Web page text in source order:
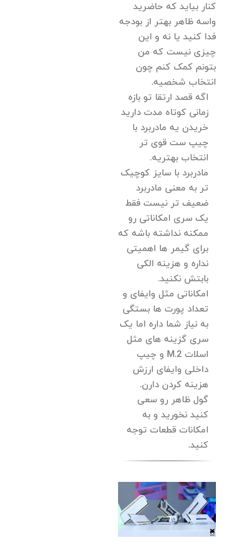
کنار بیاید که حاضرید
واسه ظاهر بهتر از بودجه
فدا کنید یا نه و این
چیزی نیست که من
بتونم کمک کنم چون
انتخاب شخصیه.
اگه قصد ارتقا تو بازه
زمانی کوتاه مدت دارید
خریدن یه مادربرد با
چیپ ست قوی تر
انتخاب بهتریه.
مادربرد با سایز کوچیک
تر به معنی مادربرد
ضعیف تر نیست فقط
یک سری امکاناتی رو
ممکنه نداشته باشه که
برای گیمر ها اهمیتی
نداره و هزینه الکی
بابتش نکنید.
امکاناتی مثل وایفای و
تعداد پورت ها بستگی
به نیاز شما داره اما یک
سری گزینه های مثل
اسلات M.2 و چیپ
داخلی وایفای ارزش
هزینه کردن دارن.
گول ظاهر رو سعی
کنید نخورید و به
امکانات قطعات توجه
کنید.